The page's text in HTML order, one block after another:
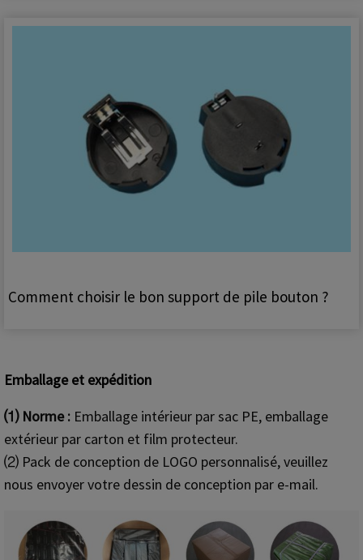
Comment choisir le bon support de pile bouton ?
Emballage et expédition
⑴ Norme : Emballage intérieur par sac PE, emballage
extérieur par carton et film protecteur.
⑵ Pack de conception de LOGO personnalisé, veuillez
nous envoyer votre dessin de conception par e-mail.